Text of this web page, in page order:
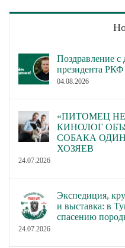
Поздравление
президента
04.08.2026
«ПИТОМЕЦ НЕ
КИНОЛОГ
СОБАКА
ХОЗЯЕВ
24.07.2026
Экспедиция,
и выставка: в
спасению
24.07.2026